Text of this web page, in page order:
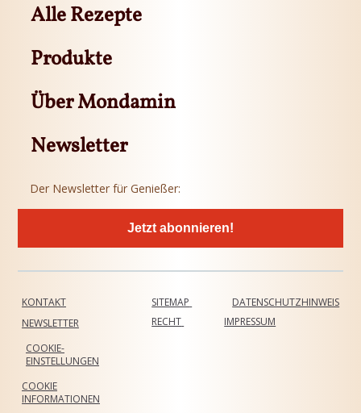
Alle Rezepte
Produkte
Über Mondamin
Newsletter
Der Newsletter für Genießer:
Jetzt abonnieren!
KONTAKT
SITEMAP
NEWSLETTER
DATENSCHUTZHINWEIS
COOKIE-
EINSTELLUNGEN
RECHT
COOKIE
INFORMATIONEN
IMPRESSUM